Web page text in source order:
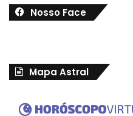
Nosso Face
Mapa Astral